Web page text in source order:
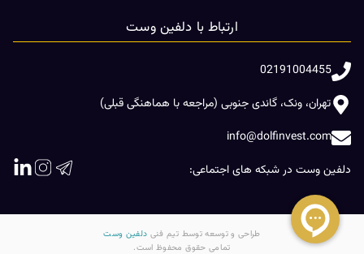
ارتباط با دلفین وست
02191004455
تهران، ونک، گاندی جنوبی (مراجعه با هماهنگی قبلی)
info@dolfinvest.com
دلفین وست در شبکه های اجتماعی:
طراحی و توسعه توسط تیم فنی دلفین وست
تمامی حقوق محفوظ است.